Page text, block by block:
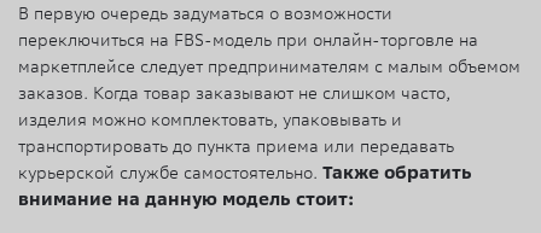
В первую очередь задуматься о возможности
переключиться на FBS-модель при онлайн-торговле на
маркетплейсе следует предпринимателям с малым объемом
заказов. Когда товар заказывают не слишком часто,
изделия можно комплектовать, упаковывать и
транспортировать до пункта приема или передавать
курьерской службе самостоятельно. Также обратить
внимание на данную модель стоит: